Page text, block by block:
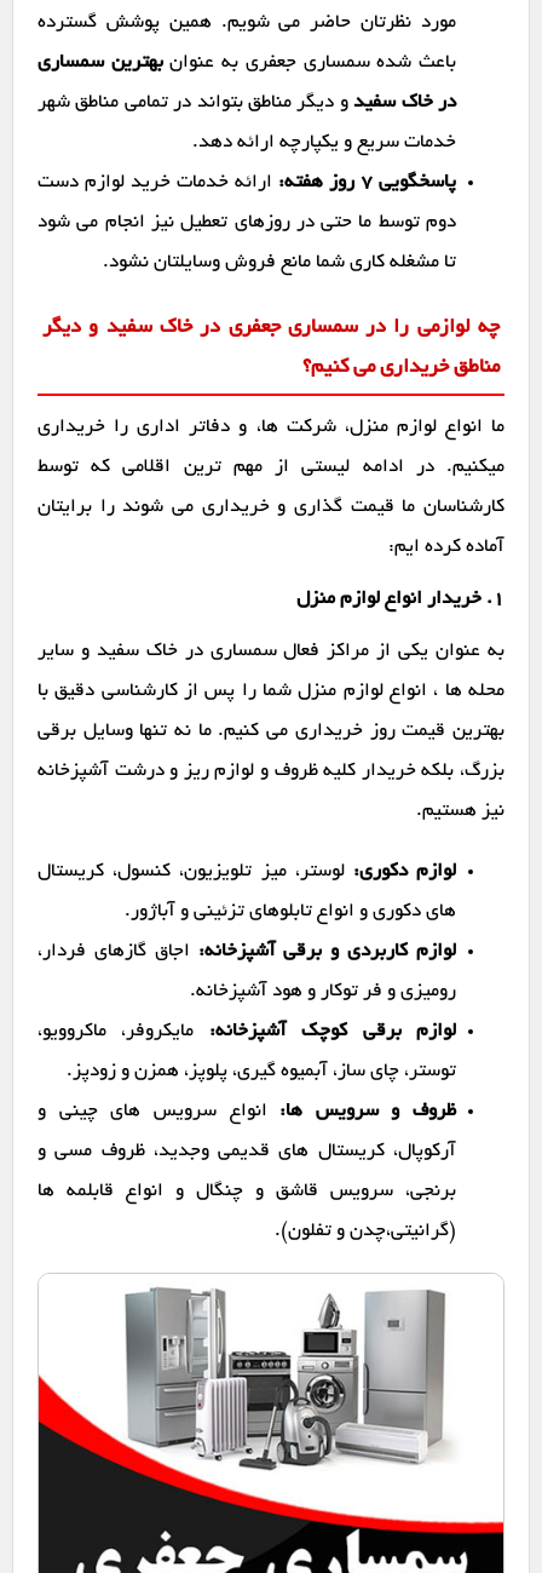
مورد نظرتان حاضر می شویم. همین پوشش گسترده
باعث شده سمساری جعفری به عنوانبهترین سمساری
در خاک سفیدو دیگر مناطق بتواند در تمامی مناطق شهر
خدمات سریع و یکپارچه ارائه دهد.
پاسخگویی ۷ روز هفته:
ارائه خدمات خرید لوازم دست
دوم توسط ما حتی در روزهای تعطیل نیز انجام می شود
تا مشغله کاری شما مانع فروش وسایلتان نشود.
چه لوازمی را در سمساری جعفری در خاک سفید و دیگر
مناطق خریداری می کنیم؟
ما انواع لوازم منزل، شرکت ها، و دفاتر اداری را خریداری
میکنیم. در ادامه لیستی از مهم ترین اقلامی که توسط
کارشناسان ما قیمت گذاری و خریداری می شوند را برایتان
آماده کرده ایم:
1. خریدار انواع لوازم منزل
به عنوان یکی از مراکز فعال سمساری در خاک سفید و سایر
محله ها ، انواع لوازم منزل شما را پس از کارشناسی دقیق با
بهترین قیمت روز خریداری می کنیم. ما نه تنها وسایل برقی
بزرگ، بلکه خریدار کلیه ظروف و لوازم ریز و درشت آشپزخانه
نیز هستیم.
لوازم دکوری: لوستر، میز تلویزیون، کنسول، کریستال
های دکوری و انواع تابلوهای تزئینی و آباژور.
لوازم کاربردی و برقی آشپزخانه: اجاق گازهای فردار،
رومیزی و فر توکار و هود آشپزخانه.
لوازم برقی کوچک آشپزخانه: مایکروفر، ماکروویو،
توستر، چای ساز، آبمیوه گیری، پلوپز، همزن و زودپز.
ظروف و سرویس ها: انواع سرویس های چینی و
آرکوپال، کریستال های قدیمی وجدید، ظروف مسی و
برنجی، سرویس قاشق و چنگال و انواع قابلمه ها
(گرانیتی،چدن و تفلون).